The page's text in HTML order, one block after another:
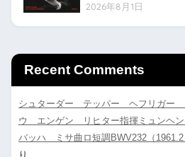
2026年8月1日
Recent Comments
シュターダー テッパー ヘフリガー
ウ エンゲン リヒター指揮ミュンヘ
バッハ ミサ曲ロ短調BWV232（1961.2
り